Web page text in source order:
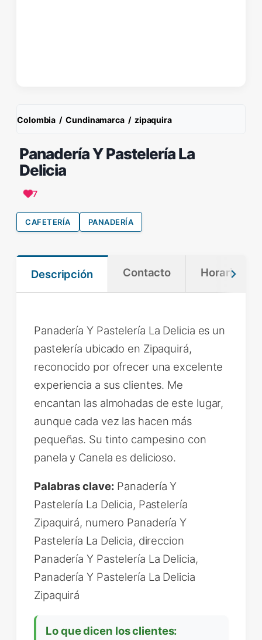
Colombia / Cundinamarca / zipaquira
Panadería Y Pastelería La
Delicia
7
CAFETERÍA PANADERÍA
Descripción Contacto Horario
Panadería Y Pastelería La Delicia es un
pastelería ubicado en Zipaquirá,
reconocido por ofrecer una excelente
experiencia a sus clientes. Me
encantan las almohadas de este lugar,
aunque cada vez las hacen más
pequeñas. Su tinto campesino con
panela y Canela es delicioso.
Palabras clave: Panadería Y
Pastelería La Delicia, Pastelería
Zipaquirá, numero Panadería Y
Pastelería La Delicia, direccion
Panadería Y Pastelería La Delicia,
Panadería Y Pastelería La Delicia
Zipaquirá
Lo que dicen los clientes: